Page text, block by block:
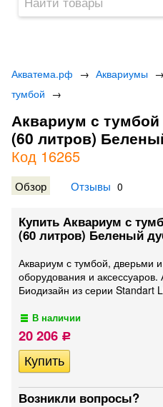
Акватема.рф → Аквариумы →
тумбой →
Аквариум с
(60 литров)
Код 16265
Обзор Отзывы 0
Купить Аквариум с
(60 литров) Беленый
Аквариум с тумбой, дверьми
оборудования и
Биодизайн из серии Standart
В наличии
20 206 Р
Возникли вопросы?